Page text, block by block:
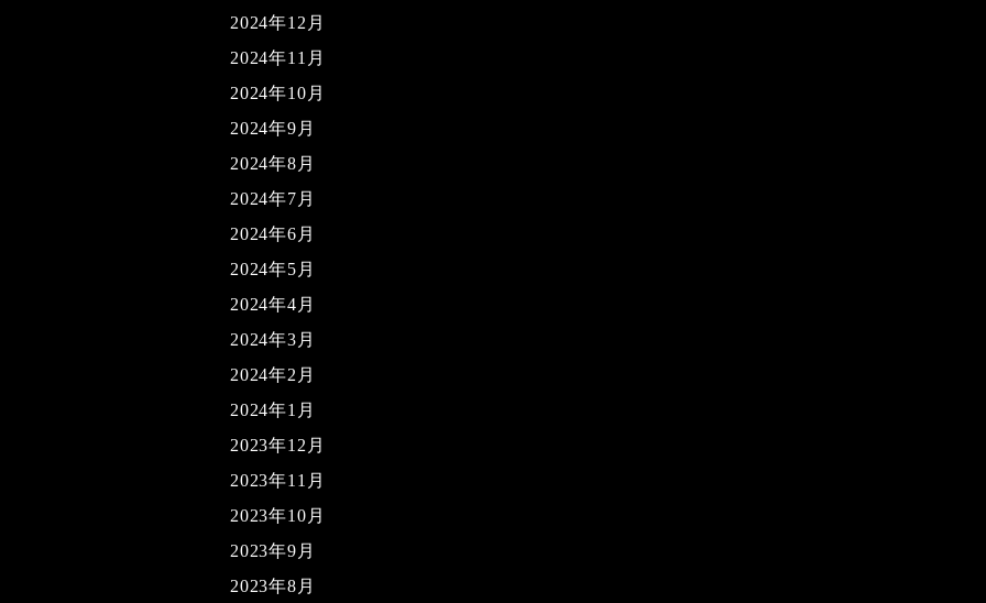
2024年12月
2024年11月
2024年10月
2024年9月
2024年8月
2024年7月
2024年6月
2024年5月
2024年4月
2024年3月
2024年2月
2024年1月
2023年12月
2023年11月
2023年10月
2023年9月
2023年8月